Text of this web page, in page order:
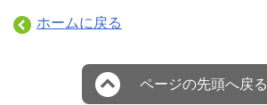
ホームに戻る
ページの先頭へ戻る